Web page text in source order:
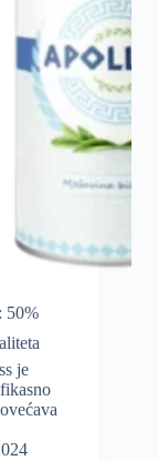
50%
je